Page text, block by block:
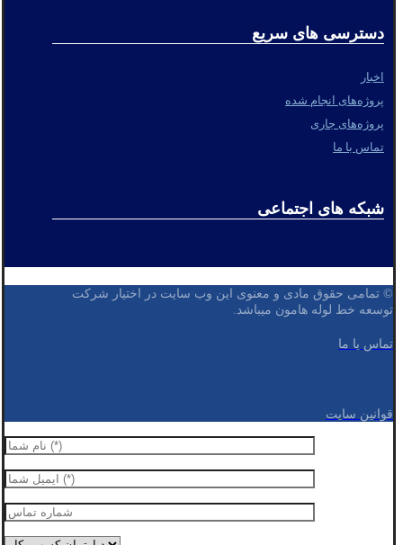
دسترسی های سریع
اخبار
پروژه‌های انجام شده
پروژه‌های جاری
تماس با ما
شبکه های اجتماعی
© تمامی حقوق مادی و معنوی این وب سایت در اختیار شرکت
توسعه خط لوله هامون میباشد.
تماس با ما
قوانین سایت